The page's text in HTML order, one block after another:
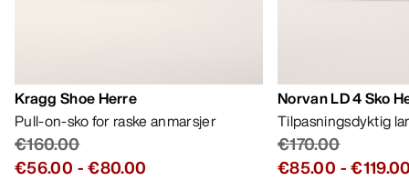
Kragg Shoe Herre
Pull-on-sko for raske anmarsjer
€160.00
€56.00 -€80.00
Norvan LD 4 Sko
Tilpasningsdyktig
€170.00
€85.00 -